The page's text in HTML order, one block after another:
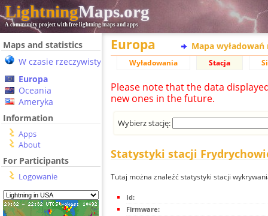
LightningMaps.org
A community project with free lightning maps and apps
Maps and statistics
W czasie rzeczywistym
Europa
Oceania
Ameryka
Information
Apps
About
For Participants
Logowanie
Europa Mapa wyładowań
Wyładowania Stacja
Please note that the data
new ones in the future.
Wybierz stację:
Statystyki stacji
Tutaj można znaleźć statystyki stacji
Id:
Firmware: